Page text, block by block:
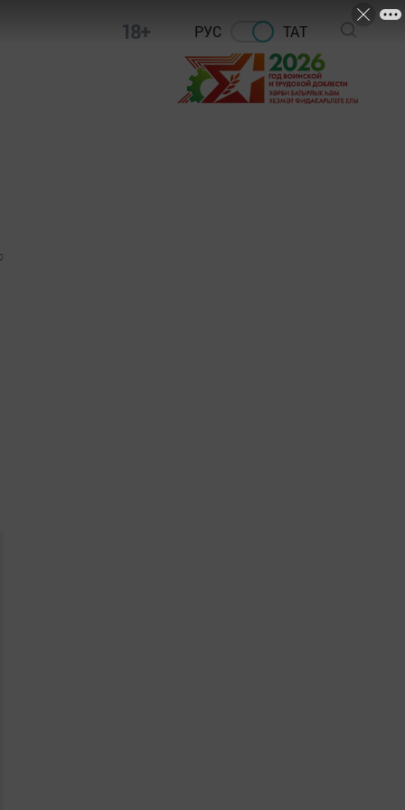
18+ РУС ТАТ